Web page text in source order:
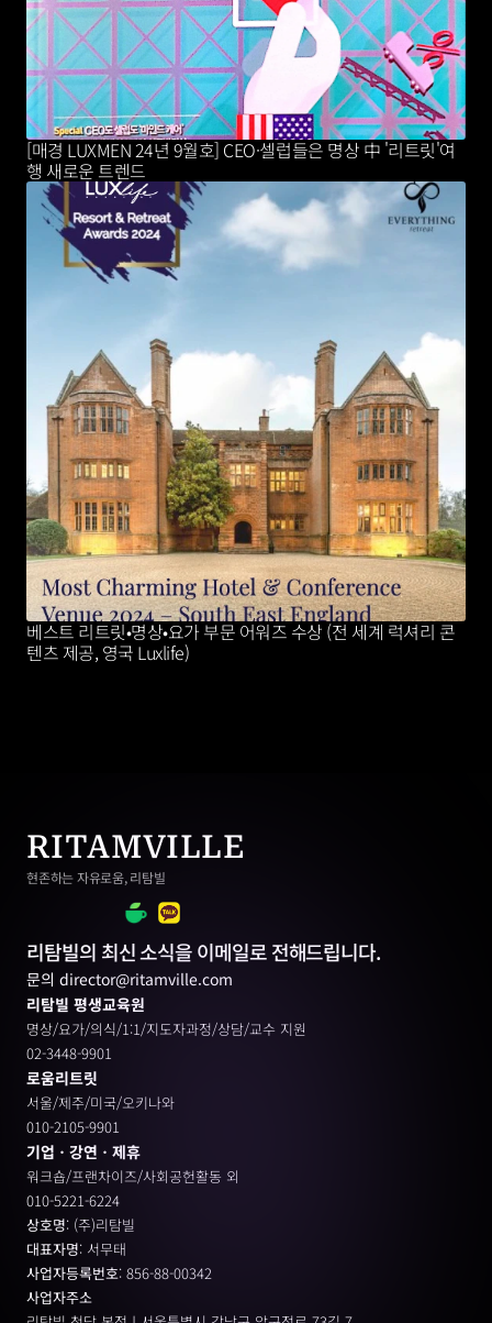
[매경 LUXMEN 24년 9월호] CEO·셀럽들은 명상 中 '리트릿'여
행 새로운 트렌드
베스트 리트릿•명상•요가 부문 어워즈 수상 (전 세계 럭셔리 콘
텐츠 제공, 영국 Luxlife)
RITAMVILLE
현존하는 자유로움, 리탐빌
리탐빌의 최신 소식을 이메일로 전해드립니다.
문의 director@ritamville.com
리탐빌 평생교육원
명상/요가/의식/1:1/지도자과정/상담/교수 지원
02-3448-9901
로움리트릿
서울/제주/미국/오키나와
010-2105-9901
기업ㆍ강연ㆍ제휴
워크숍/프랜차이즈/사회공헌활동 외
010-5221-6224
상호명: (주)리탐빌
대표자명: 서무태
사업자등록번호: 856-88-00342
사업자주소